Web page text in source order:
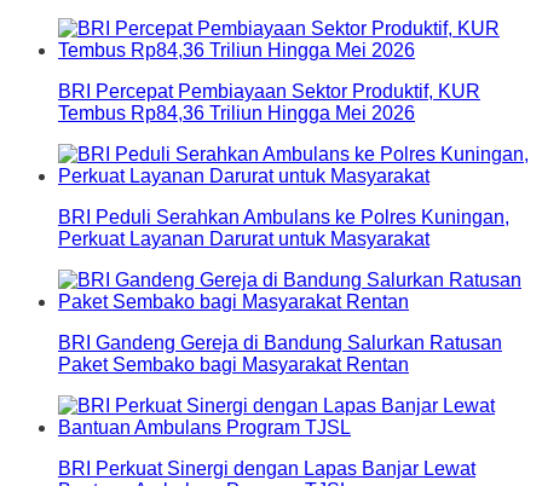
BRI Percepat Pembiayaan Sektor Produktif, KUR
Tembus Rp84,36 Triliun Hingga Mei 2026
BRI Peduli Serahkan Ambulans ke Polres Kuningan,
Perkuat Layanan Darurat untuk Masyarakat
BRI Gandeng Gereja di Bandung Salurkan Ratusan
Paket Sembako bagi Masyarakat Rentan
BRI Perkuat Sinergi dengan Lapas Banjar Lewat